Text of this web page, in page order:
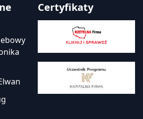
Certyfikaty